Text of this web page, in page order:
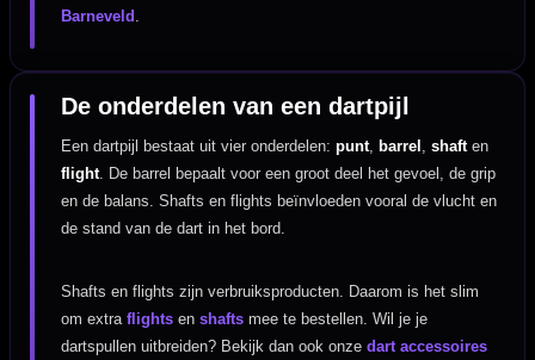
Barneveld .
De onderdelen van een dartpijl
Een dartpijl bestaat uit vier onderdelen:punt, barrel ,shaften
flight. De barrel bepaalt voor een groot deel het gevoel, de grip
en de balans. Shafts en flights beïnvloeden vooral de vlucht en
de stand van de dart in het bord.
Shafts en flights zijn verbruiksproducten. Daarom is het slim
om extraflights enshafts mee te bestellen. Wil je je
dartspullen uitbreiden? Bekijk dan ook onzedart accessoires